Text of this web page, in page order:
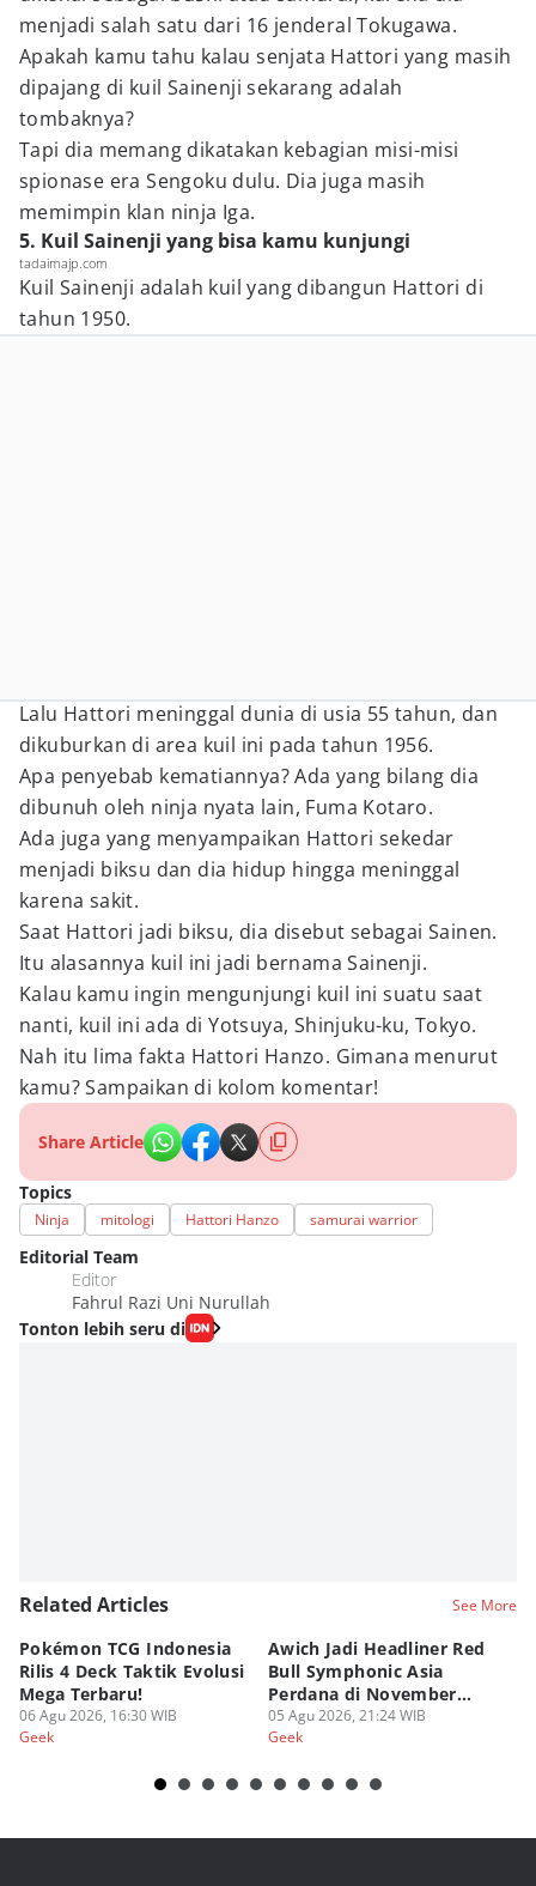
menjadi salah satu dari 16 jenderal Tokugawa.
Apakah kamu tahu kalau senjata Hattori yang masih
dipajang di kuil Sainenji sekarang adalah
tombaknya?
Tapi dia memang dikatakan kebagian misi-misi
spionase era Sengoku dulu. Dia juga masih
memimpin klan ninja Iga.
5. Kuil Sainenji yang bisa kamu kunjungi
tadaimajp.com
Kuil Sainenji adalah kuil yang dibangun Hattori di
tahun 1950.
Lalu Hattori meninggal dunia di usia 55 tahun, dan
dikuburkan di area kuil ini pada tahun 1956.
Apa penyebab kematiannya? Ada yang bilang dia
dibunuh oleh ninja nyata lain, Fuma Kotaro.
Ada juga yang menyampaikan Hattori sekedar
menjadi biksu dan dia hidup hingga meninggal
karena sakit.
Saat Hattori jadi biksu, dia disebut sebagai Sainen.
Itu alasannya kuil ini jadi bernama Sainenji.
Kalau kamu ingin mengunjungi kuil ini suatu saat
nanti, kuil ini ada di Yotsuya, Shinjuku-ku, Tokyo.
Nah itu lima fakta Hattori Hanzo. Gimana menurut
kamu? Sampaikan di kolom komentar!
Share Article
Topics
Ninja mitologi Hattori Hanzo samurai warrior
Editorial Team
Editor
Fahrul Razi Uni Nurullah
Tonton lebih seru di
Related Articles See More
Pokémon TCG Indonesia
Rilis 4 Deck Taktik Evolusi
Mega Terbaru!
06 Agu 2026, 16:30 WIB
Geek
Awich Jadi Headliner Red
Bull Symphonic Asia
Perdana di November
2026!
05 Agu 2026, 21:24 WIB
Geek